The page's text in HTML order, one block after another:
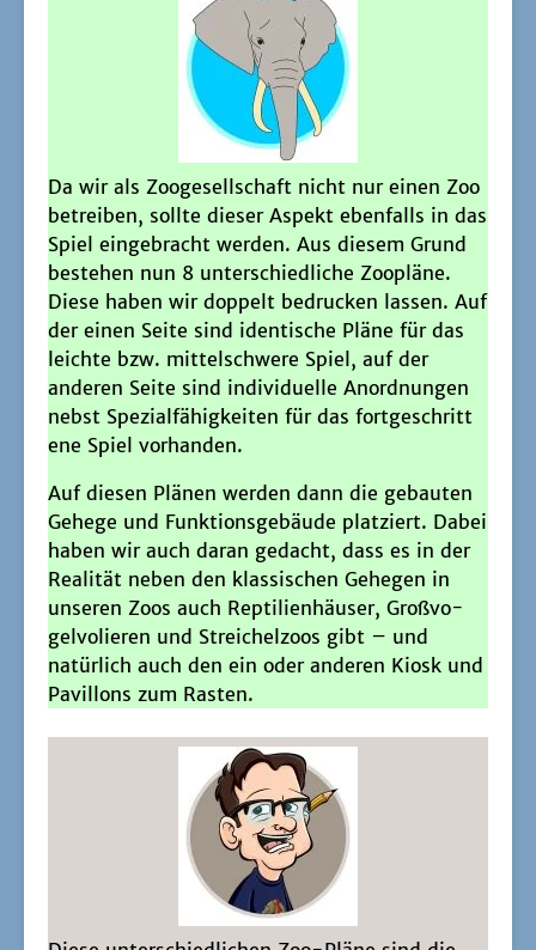
Da wir als Zoo­ge­sell­schaft nicht nur einen Zoo
betrei­ben, soll­te die­ser Aspekt eben­falls in das
Spiel ein­ge­bracht wer­den. Aus die­sem Grund
bestehen nun 8 unter­schied­li­che Zoo­plä­ne.
Die­se haben wir dop­pelt bedru­cken las­sen. Auf
der einen Sei­te sind iden­ti­sche Plä­ne für das
leich­te bzw. mit­tel­schwe­re Spiel, auf der
ande­ren Sei­te sind indi­vi­du­el­le Anord­nun­gen
nebst Spe­zi­al­fä­hig­kei­ten für das fort­ge­schrit­t
e­ne Spiel vorhanden.
Auf die­sen Plä­nen wer­den dann die gebau­ten
Gehe­ge und Funk­ti­ons­ge­bäu­de plat­ziert. Dabei
haben wir auch dar­an gedacht, dass es in der
Rea­li­tät neben den klas­si­schen Gehe­gen in
unse­ren Zoos auch Rep­ti­li­en­häu­ser, Groß­vo­
gel­vo­lie­ren und Strei­chel­zoos gibt – und
natür­lich auch den ein oder ande­ren Kiosk und
Pavil­lons zum Rasten.